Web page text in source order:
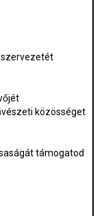
szervezetét
közösséget
támogatod